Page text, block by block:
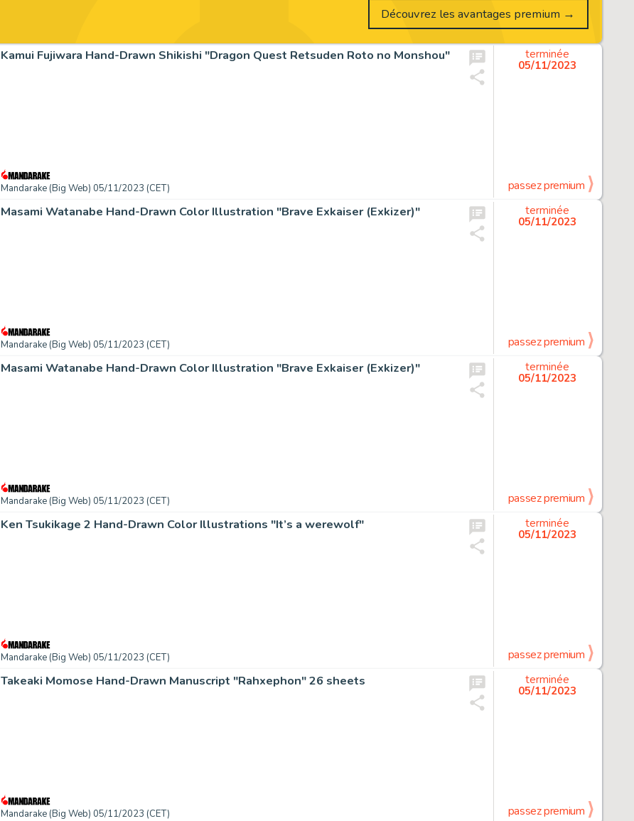
Kamui Fujiwara Hand-Drawn Shikishi "Dragon Quest Retsuden Roto no Monshou"
Mandarake (Big Web) 05/11/2023 (CET)
terminée
05/11/2023
passez premium
Masami Watanabe Hand-Drawn Color Illustration "Brave Exkaiser (Exkizer)"
Mandarake (Big Web) 05/11/2023 (CET)
terminée
05/11/2023
passez premium
Masami Watanabe Hand-Drawn Color Illustration "Brave Exkaiser (Exkizer)"
Mandarake (Big Web) 05/11/2023 (CET)
terminée
05/11/2023
passez premium
Ken Tsukikage 2 Hand-Drawn Color Illustrations "It’s a werewolf"
Mandarake (Big Web) 05/11/2023 (CET)
terminée
05/11/2023
passez premium
Takeaki Momose Hand-Drawn Manuscript "Rahxephon" 26 sheets
Mandarake (Big Web) 05/11/2023 (CET)
terminée
05/11/2023
passez premium
Découvrez les avantages premium →